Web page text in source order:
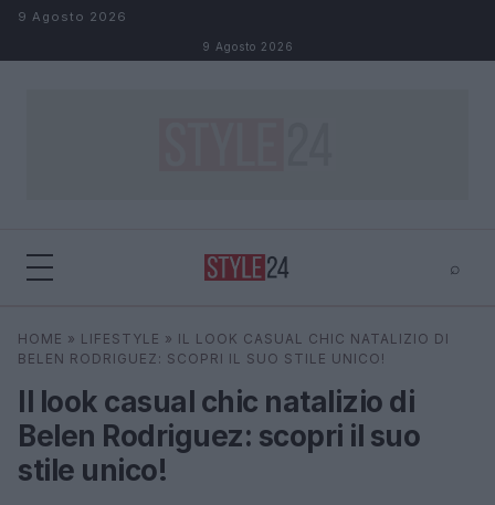
Salta al contenuto
9 Agosto 2026
9 Agosto 2026
⌕
Cerca ⌕
HOME » LIFESTYLE » IL LOOK CASUAL CHIC NATALIZIO DI
BELEN RODRIGUEZ: SCOPRI IL SUO STILE UNICO!
Il look casual chic natalizio di
Belen Rodriguez: scopri il suo
stile unico!